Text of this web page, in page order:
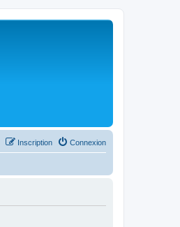
Connexion
Inscription